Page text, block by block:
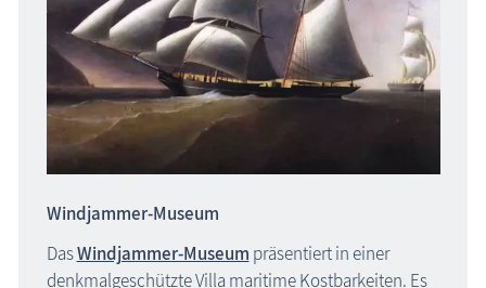
Windjammer-Museum
DasWindjammer-Museum präsentiert in einer
denkmalgeschützte Villa maritime Kostbarkeiten. Es